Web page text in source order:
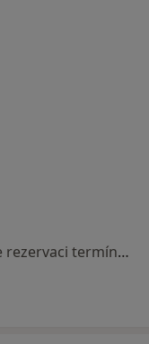
Tento specialista nenabízí online rezervaci termínu na této adrese.